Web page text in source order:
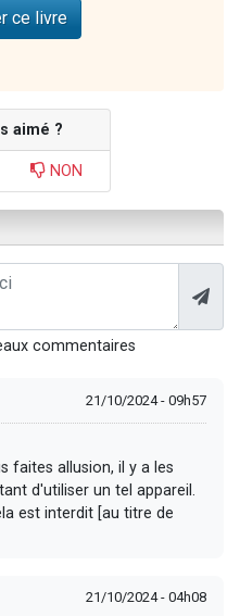
ce livre
aimé ?
NON
commentaires
21/10/2024 - 09h57
faites allusion, il y a les
d'utiliser un tel appareil.
est interdit [au titre de
21/10/2024 - 04h08